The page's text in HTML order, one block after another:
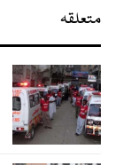
متعلقہ